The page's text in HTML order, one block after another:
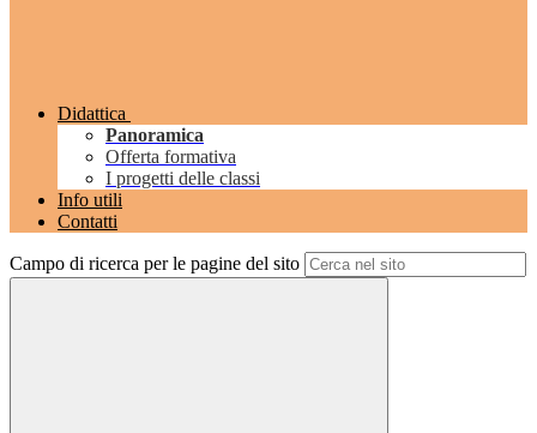
Didattica
Panoramica
Offerta formativa
I progetti delle classi
Info utili
Contatti
Campo di ricerca per le pagine del sito